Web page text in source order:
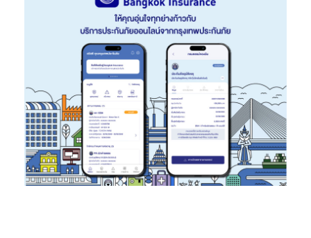
สำหรับการแข่งขันในปีนี้ AIS ออกแบบรูปแบบการแข่งขันให้เข้าถึง
นักเรียนได้กว้างและเป็นระบบมากยิ่งขึ้น ผ่าน 3 รูปแบบหลัก ได้แก่ การ
คัดเลือกตัวแทนกรุงเทพฯ และปริมณฑล ครอบคลุมกรุงเทพมหานคร
นนทบุรี ปทุมธานี และสมุทรปราการ, การแข่งขันรอบ Open ระดับ
ภูมิภาค 9 ภูมิภาคทั่วประเทศ และการคัดเลือกตัวแทนระดับจังหวัด
เพื่อค้นหาทีมเข้าสู่รอบต่อไป โดยเกม ROV จะมีทั้งการแข่งขัน Offline
คัดเลือกตัวแทนระดับจังหวัด และ รอบ Online Open คัดเลือกตัวแทน
ระดับภูมิภาค ขณะที่ EA SPORTS FC Mobile จะจัดแข่งขันในรูปแบบ
ออนไลน์ทั้งหมด เพื่อขยายโอกาสการเข้าถึงเวทีอีสปอร์ตให้กับ
เยาวชนทั่วประเทศ ผ่านศักยภาพของโครงสร้างพื้นฐานดิจิทัลที่